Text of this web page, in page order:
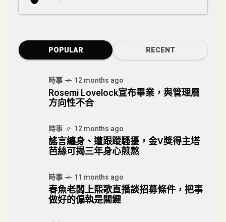
POPULAR RECENT
時事 12 months ago
Rosemi Lovelock宣布畢業，與管理層
方向性不合
時事 12 months ago
謠言纏身、遭跟蹤騷擾，金V獎得主塔
芭絲可揭三年身心煎熬
時事 11 months ago
春魚老闆上熙歌直播談招募條件，把事
做好的偏執是關鍵